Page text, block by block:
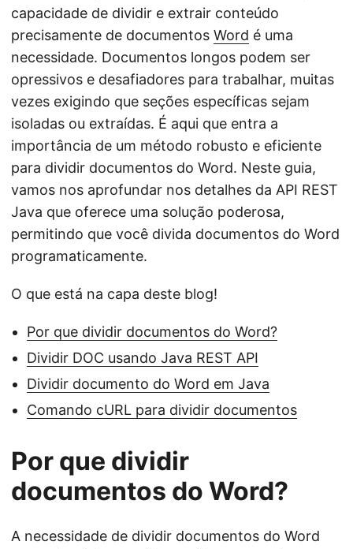
capacidade de dividir e extrair conteúdo
precisamente de documentos Word é uma
necessidade. Documentos longos podem ser
opressivos e desafiadores para trabalhar, muitas
vezes exigindo que seções específicas sejam
isoladas ou extraídas. É aqui que entra a
importância de um método robusto e eficiente
para dividir documentos do Word. Neste guia,
vamos nos aprofundar nos detalhes da API REST
Java que oferece uma solução poderosa,
permitindo que você divida documentos do Word
programaticamente.
O que está na capa deste blog!
Por que dividir documentos do Word?
Dividir DOC usando Java REST API
Dividir documento do Word em Java
Comando cURL para dividir documentos
Por que dividir
documentos do Word?
A necessidade de dividir documentos do Word